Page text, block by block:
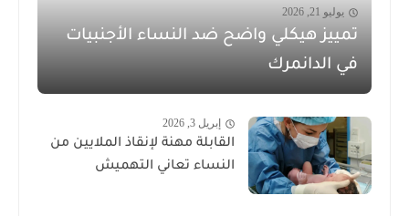
يوليو 21, 2026
تمييز هيكلي واضح ضد النساء الأجنبيات
في الدانمرك
إبريل 3, 2026
القابلة مهنة لإنقاذ الملايين من
النساء تعاني التهميش